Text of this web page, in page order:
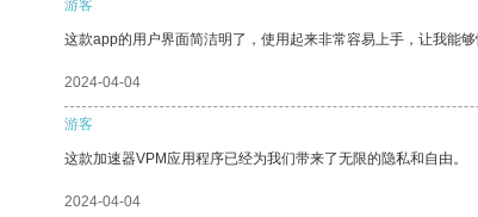
游客
这款app的用户界面简洁明了，使用起来非常容易上手，让我能
2024-04-04
游客
这款加速器VPM应用程序已经为我们带来了无限的隐私和自由。
2024-04-04